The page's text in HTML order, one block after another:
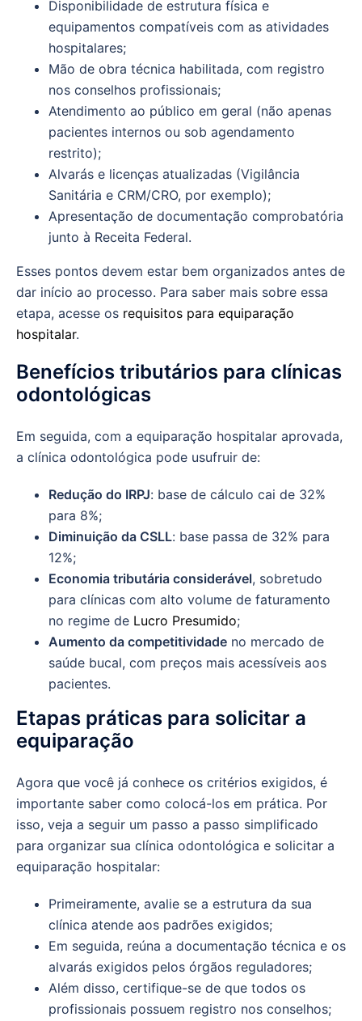
Disponibilidade de estrutura física e
equipamentos compatíveis com as atividades
hospitalares;
Mão de obra técnica habilitada, com registro
nos conselhos profissionais;
Atendimento ao público em geral (não apenas
pacientes internos ou sob agendamento
restrito);
Alvarás e licenças atualizadas (Vigilância
Sanitária e CRM/CRO, por exemplo);
Apresentação de documentação comprobatória
junto à Receita Federal.
Esses pontos devem estar bem organizados antes de
dar início ao processo. Para saber mais sobre essa
etapa, acesse os requisitos para equiparação
hospitalar.
Benefícios tributários para clínicas
odontológicas
Em seguida, com a equiparação hospitalar aprovada,
a clínica odontológica pode usufruir de:
Redução do IRPJ: base de cálculo cai de 32%
para 8%;
Diminuição da CSLL: base passa de 32% para
12%;
Economia tributária considerável, sobretudo
para clínicas com alto volume de faturamento
no regime de Lucro Presumido;
Aumento da competitividade no mercado de
saúde bucal, com preços mais acessíveis aos
pacientes.
Etapas práticas para solicitar a
equiparação
Agora que você já conhece os critérios exigidos, é
importante saber como colocá-los em prática. Por
isso, veja a seguir um passo a passo simplificado
para organizar sua clínica odontológica e solicitar a
equiparação hospitalar:
Primeiramente, avalie se a estrutura da sua
clínica atende aos padrões exigidos;
Em seguida, reúna a documentação técnica e os
alvarás exigidos pelos órgãos reguladores;
Além disso, certifique-se de que todos os
profissionais possuem registro nos conselhos;